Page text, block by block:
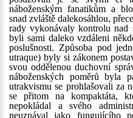
náboženským fanatikům a
snad zvláště dalekosáhlou,
rady vykonávaly kontrolu
byli sami daleko vzdáleni
poslušnosti. Způsoba pod
utraque) byly si zákonem
svou oddělenou duchovní
náboženských poměrů byla
utrakvismu se prohlašovali za
se přitom na kompaktáta,
nepokládal a svého
neuznával jako fungujícího